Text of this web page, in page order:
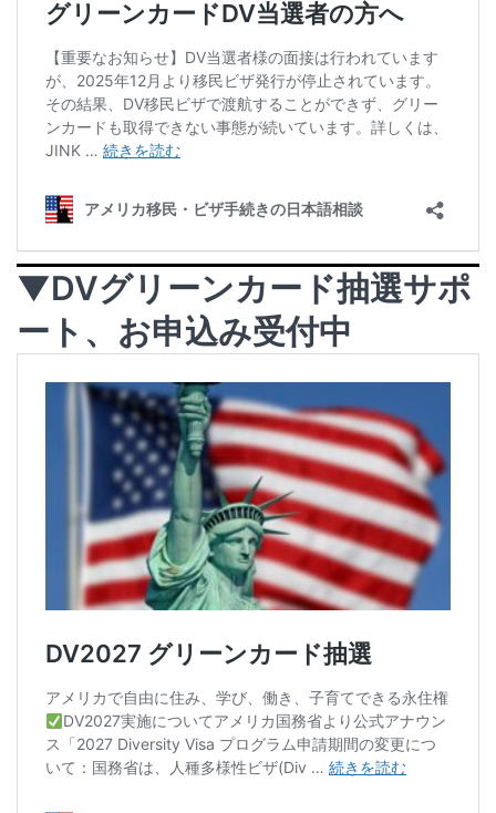
▼DVグリーンカード抽選サポ
ート、お申込み受付中